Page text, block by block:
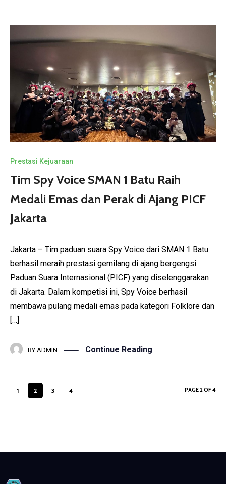
Prestasi Kejuaraan
Tim Spy Voice SMAN 1 Batu Raih
Medali Emas dan Perak di Ajang PICF
Jakarta
Jakarta – Tim paduan suara Spy Voice dari SMAN 1 Batu
berhasil meraih prestasi gemilang di ajang bergengsi
Paduan Suara Internasional (PICF) yang diselenggarakan
di Jakarta. Dalam kompetisi ini, Spy Voice berhasil
membawa pulang medali emas pada kategori Folklore dan
[…]
BY ADMIN Continue Reading
1 2 3 4 PAGE 2 OF 4